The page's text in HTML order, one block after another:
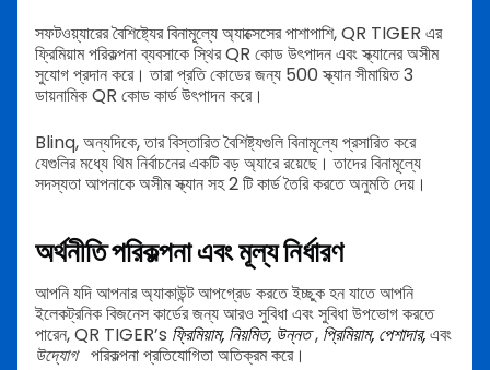
সফটওয়্যারের বৈশিষ্ট্যের বিনামূল্যে অ্যাক্সেসের পাশাপাশি, QR TIGER এর
ফ্রিমিয়াম পরিকল্পনা ব্যবসাকে স্থির QR কোড উৎপাদন এবং স্ক্যানের অসীম
সুযোগ প্রদান করে। তারা প্রতি কোডের জন্য 500 স্ক্যান সীমায়িত 3
ডায়নামিক QR কোড কার্ড উৎপাদন করে।
Blinq, অন্যদিকে, তার বিস্তারিত বৈশিষ্ট্যগুলি বিনামূল্যে প্রসারিত করে
যেগুলির মধ্যে থিম নির্বাচনের একটি বড় অ্যারে রয়েছে। তাদের বিনামূল্যে
সদস্যতা আপনাকে অসীম স্ক্যান সহ 2 টি কার্ড তৈরি করতে অনুমতি দেয়।
অর্থনীতি পরিকল্পনা এবং মূল্য নির্ধারণ
আপনি যদি আপনার অ্যাকাউন্ট আপগ্রেড করতে ইচ্ছুক হন যাতে আপনি
ইলেকট্রনিক বিজনেস কার্ডের জন্য আরও সুবিধা এবং সুবিধা উপভোগ করতে
পারেন, QR TIGER’s ফ্রিমিয়াম, নিয়মিত, উন্নত, প্রিমিয়াম, পেশাদার,এবং
উদ্যোগ পরিকল্পনা প্রতিযোগিতা অতিক্রম করে।